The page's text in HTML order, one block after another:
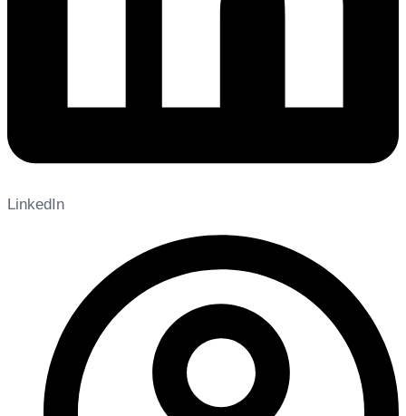
LinkedIn